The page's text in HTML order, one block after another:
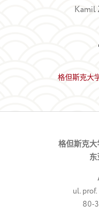
Kamil
格但斯克大
格但斯克
ul.
80-